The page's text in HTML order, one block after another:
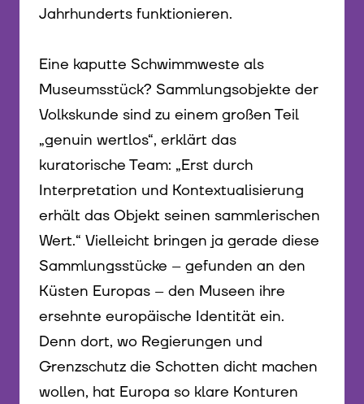
Jahrhunderts funktionieren.
Eine kaputte Schwimmweste als
Museumsstück? Sammlungsobjekte der
Volkskunde sind zu einem großen Teil
„genuin wertlos“, erklärt das
kuratorische Team: „Erst durch
Interpretation und Kontextualisierung
erhält das Objekt seinen sammlerischen
Wert.“ Vielleicht bringen ja gerade diese
Sammlungsstücke – gefunden an den
Küsten Europas – den Museen ihre
ersehnte europäische Identität ein.
Denn dort, wo Regierungen und
Grenzschutz die Schotten dicht machen
wollen, hat Europa so klare Konturen